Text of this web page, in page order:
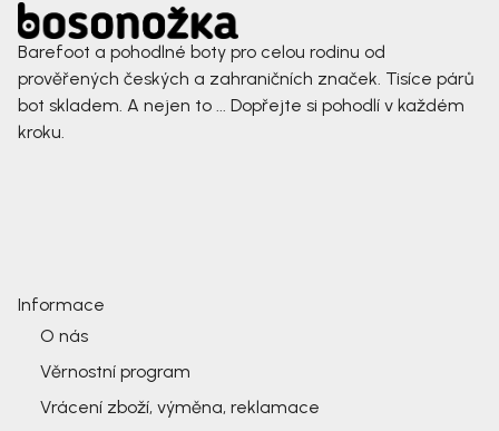
Barefoot a pohodlné boty pro celou rodinu od
prověřených českých a zahraničních značek. Tisíce párů
bot skladem. A nejen to ... Dopřejte si pohodlí v každém
kroku.
Informace
O nás
Věrnostní program
Vrácení zboží, výměna, reklamace